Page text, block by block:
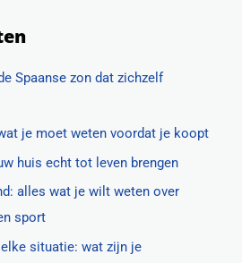
Spaanse zon dat zichzelf
je moet weten voordat je koopt
huis echt tot leven brengen
alles wat je wilt weten over
sport
situatie: wat zijn je